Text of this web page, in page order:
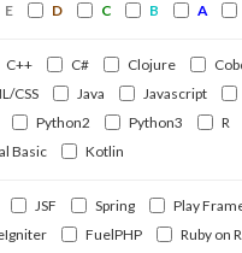
E D C B A
C++ C# Clojure
CSS
Java Javascript
Python2 Python3 R
Basic
Kotlin
JSF Spring Play
FuelPHP Ruby on